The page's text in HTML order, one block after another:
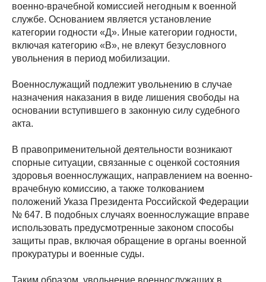
военно-врачебной комиссией негодным к военной
службе. Основанием является установление
категории годности «Д». Иные категории годности,
включая категорию «В», не влекут безусловного
увольнения в период мобилизации.
Военнослужащий подлежит увольнению в случае
назначения наказания в виде лишения свободы на
основании вступившего в законную силу судебного
акта.
В правоприменительной деятельности возникают
спорные ситуации, связанные с оценкой состояния
здоровья военнослужащих, направлением на военно-
врачебную комиссию, а также толкованием
положений Указа Президента Российской Федерации
№ 647. В подобных случаях военнослужащие вправе
использовать предусмотренные законом способы
защиты прав, включая обращение в органы военной
прокуратуры и военные суды.
Таким образом, увольнение военнослужащих в